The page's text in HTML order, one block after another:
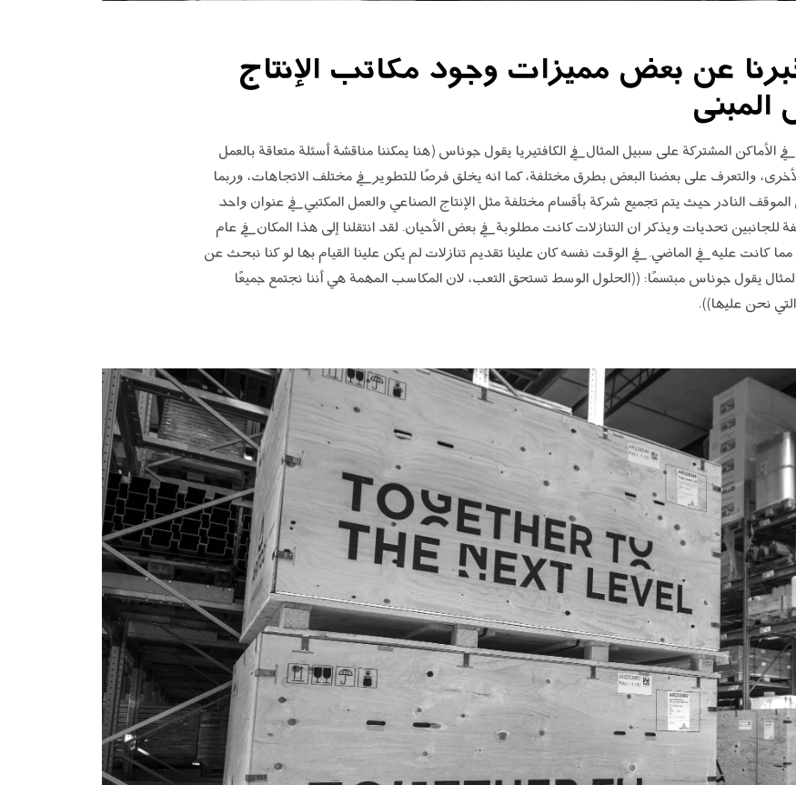
عن بعض مميزات وجود مكاتب الإنتاج
المشتركة على سبيل المثال في الكافتيريا يقول جوناس (هنا يمكننا مناقشة أسئلة متعاقة بالعمل
والتعرف على بعضنا البعض بطرق مختلفة، كما انه يخلق فرصًا للتطوير في مختلف الاتجاهات، وربما
النادر حيث يتم تجميع شركة بأقسام مختلفة مثل الإنتاج الصناعي والعمل المكتبي في عنوان واحد
للجانبين تحديات ويذكر ان التنازلات كانت مطلوبة في بعض الأحيان. لقد انتقلنا إلى هذا المكان في عام
مما كانت عليه في الماضي. في الوقت نفسه كان علينا تقديم تنازلات لم يكن علينا القيام بها لو كنا نبحث عن
يقول جوناس مبتسمًا: ((الحلول الوسط تستحق التعب، لان المكاسب المهمة هي أننا نجتمع جميعًا
نحن عليها)).